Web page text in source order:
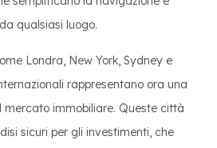
qualsiasi luogo.
Londra, New York, Sydney e
rappresentano ora una
immobiliare. Queste città
sicuri per gli investimenti, che